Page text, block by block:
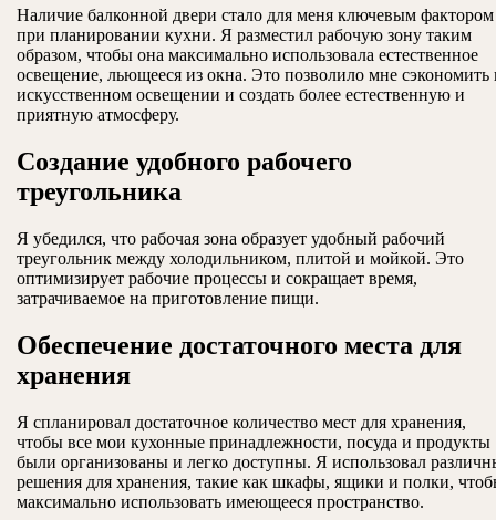
Наличие балконной двери стало для меня ключевым фактором
при планировании кухни. Я разместил рабочую зону таким
образом, чтобы она максимально использовала естественное
освещение, льющееся из окна. Это позволило мне сэкономить
искусственном освещении и создать более естественную и
приятную атмосферу.
Создание удобного рабочего
треугольника
Я убедился, что рабочая зона образует удобный рабочий
треугольник между холодильником, плитой и мойкой. Это
оптимизирует рабочие процессы и сокращает время,
затрачиваемое на приготовление пищи.
Обеспечение достаточного места для
хранения
Я спланировал достаточное количество мест для хранения,
чтобы все мои кухонные принадлежности, посуда и продукты
были организованы и легко доступны. Я использовал
решения для хранения, такие как шкафы, ящики и полки,
максимально использовать имеющееся пространство.